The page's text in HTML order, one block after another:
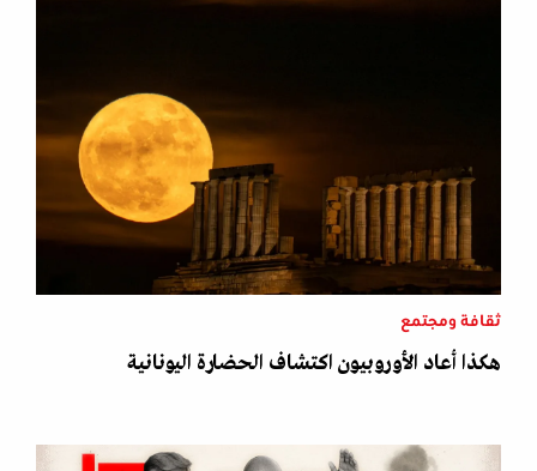
ثقافة ومجتمع
هكذا أعاد الأوروبيون اكتشاف الحضارة اليونانية